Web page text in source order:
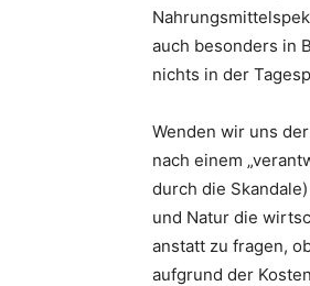
auch besonders in
nichts in der
Wenden wir uns
nach einem
durch die
und Natur die
anstatt zu fragen,
aufgrund der